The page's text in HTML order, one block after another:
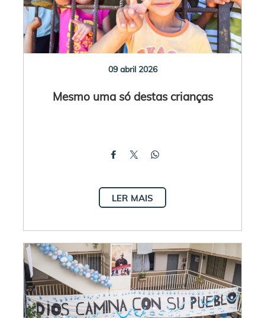
09 abril 2026
Mesmo uma só destas crianças
LER MAIS